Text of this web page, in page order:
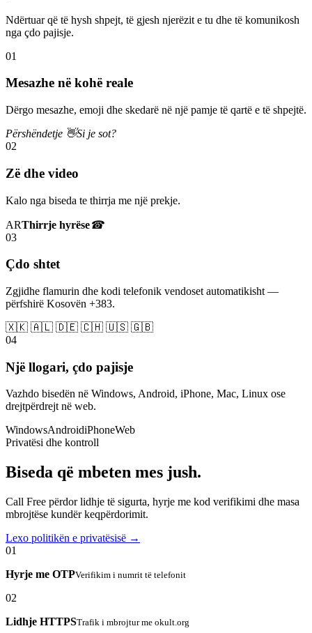
Ndërtuar që të hysh shpejt, të gjesh njerëzit e tu dhe të komunikosh
nga çdo pajisje.
01
Mesazhe në kohë reale
Dërgo mesazhe, emoji dhe skedarë në një pamje të qartë e të shpejtë.
Përshëndetje 👋Si je sot?
02
Zë dhe video
Kalo nga biseda te thirrja me një prekje.
ARThirrje hyrëse☎
03
Çdo shtet
Zgjidhe flamurin dhe kodi telefonik vendoset automatikisht —
përfshirë Kosovën +383.
🇽🇰 🇦🇱 🇩🇪 🇨🇭 🇺🇸 🇬🇧
04
Një llogari, çdo pajisje
Vazhdo bisedën në Windows, Android, iPhone, Mac, Linux ose
drejtpërdrejt në web.
WindowsAndroidiPhoneWeb
Privatësi dhe kontroll
Biseda që mbeten mes jush.
Call Free përdor lidhje të sigurta, hyrje me kod verifikimi dhe masa
mbrojtëse kundër keqpërdorimit.
Lexo politikën e privatësisë →
01
Hyrje me OTPVerifikim i numrit të telefonit
02
Lidhje HTTPSTrafik i mbrojtur me okult.org